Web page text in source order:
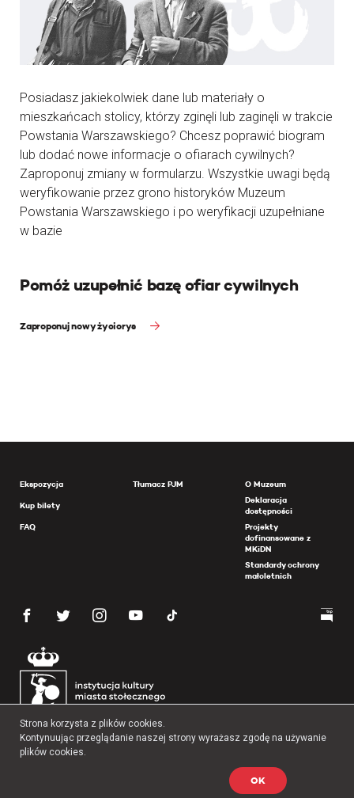
Posiadasz jakiekolwiek dane lub materiały o
mieszkańcach stolicy, którzy zginęli lub zaginęli w trakcie
Powstania Warszawskiego? Chcesz poprawić biogram
lub dodać nowe informacje o ofiarach cywilnych?
Zaproponuj zmiany w formularzu. Wszystkie uwagi będą
weryfikowanie przez grono historyków Muzeum
Powstania Warszawskiego i po weryfikacji uzupełniane
w bazie
Pomóż uzupełnić bazę ofiar cywilnych
Zaproponuj nowy życiorys
Ekspozycja
Kup bilety
FAQ
Tłumacz PJM
O Muzeum
Deklaracja
dostępności
Projekty
dofinansowane z
MKiDN
Standardy ochrony
małoletnich
Copyright 2026 Muzeum Powstania Warszawskiego
Strona korzysta z plików cookies.
Kontynuując przeglądanie naszej strony wyrażasz zgodę na używanie
plików cookies.
OK